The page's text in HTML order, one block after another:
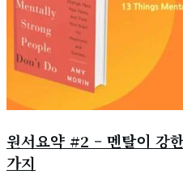
원서요약 #2 – 멘탈이 강
가지